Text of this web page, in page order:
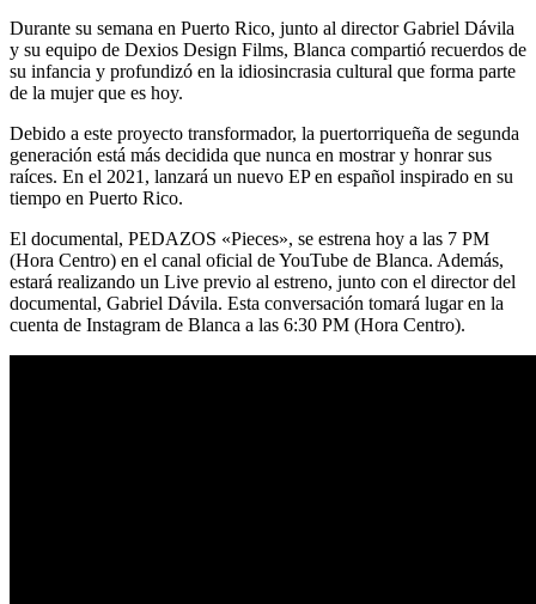
Durante su semana en Puerto Rico, junto al director Gabriel Dávila
y su equipo de Dexios Design Films, Blanca compartió recuerdos de
su infancia y profundizó en la idiosincrasia cultural que forma parte
de la mujer que es hoy.
Debido a este proyecto transformador, la puertorriqueña de segunda
generación está más decidida que nunca en mostrar y honrar sus
raíces. En el 2021, lanzará un nuevo EP en español inspirado en su
tiempo en Puerto Rico.
El documental, PEDAZOS «Pieces», se estrena hoy a las 7 PM
(Hora Centro) en el canal oficial de YouTube de Blanca. Además,
estará realizando un Live previo al estreno, junto con el director del
documental, Gabriel Dávila. Esta conversación tomará lugar en la
cuenta de Instagram de Blanca a las 6:30 PM (Hora Centro).